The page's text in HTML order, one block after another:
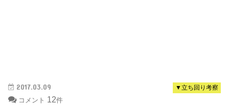
▼立ち回り考察
2017.03.09
コメント 12件